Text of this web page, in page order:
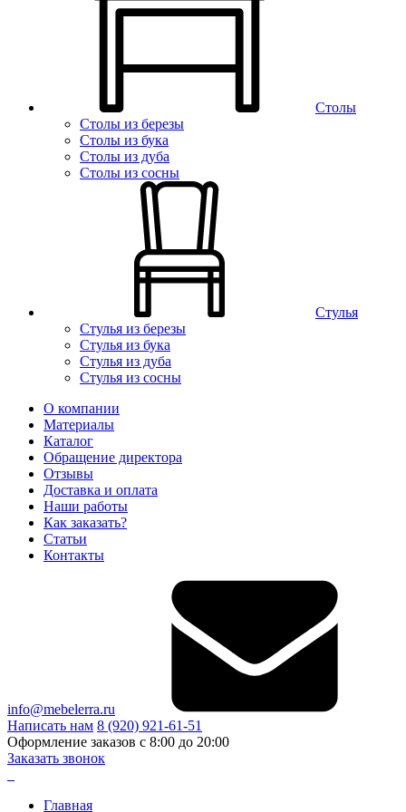
Столы
Столы из березы
Столы из бука
Столы из дуба
Столы из сосны
Стулья
Стулья из березы
Стулья из бука
Стулья из дуба
Стулья из сосны
О компании
Материалы
Каталог
Обращение директора
Отзывы
Доставка и оплата
Наши работы
Как заказать?
Статьи
Контакты
info@mebelerra.ru
Написать нам 8 (920) 921-61-51
Оформление заказов с 8:00 до 20:00
Заказать звонок
Главная